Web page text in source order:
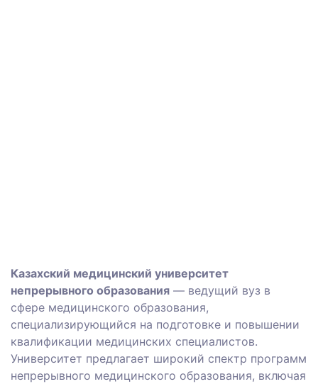
Казахский медицинский университет
непрерывного образования — ведущий вуз в
сфере медицинского образования,
специализирующийся на подготовке и повышении
квалификации медицинских специалистов.
Университет предлагает широкий спектр программ
непрерывного медицинского образования, включая